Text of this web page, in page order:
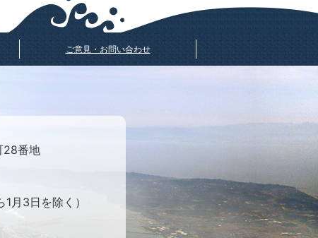
ご意見・お問い合わせ
28番地
月3日を除く）